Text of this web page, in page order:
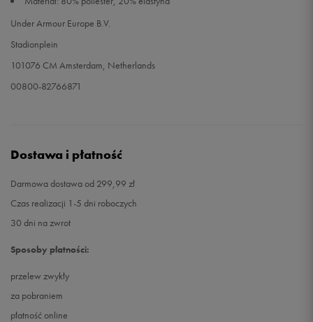
Under Armour Europe B.V.
Stadionplein
101076 CM Amsterdam, Netherlands
00800-82766871
Dostawa i płatność
Darmowa dostawa od 299,99 zł
Czas realizacji 1-5 dni roboczych
30 dni na zwrot
Sposoby płatności:
przelew zwykły
za pobraniem
płatność online